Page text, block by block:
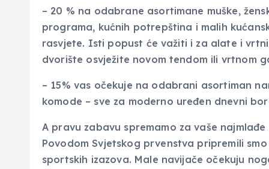
– 20 % na odabrane asortimane muške,
programa, kućnih potrepština i malih
rasvjete. Isti popust će važiti i za alate i
dvorište osvježite novom tendom ili vrtnom
– 15% vas očekuje na odabrani asortiman
komode – sve za moderno uređen dnevni
A pravu zabavu spremamo za vaše
Povodom Svjetskog prvenstva pripremili
sportskih izazova. Male navijače očekuju